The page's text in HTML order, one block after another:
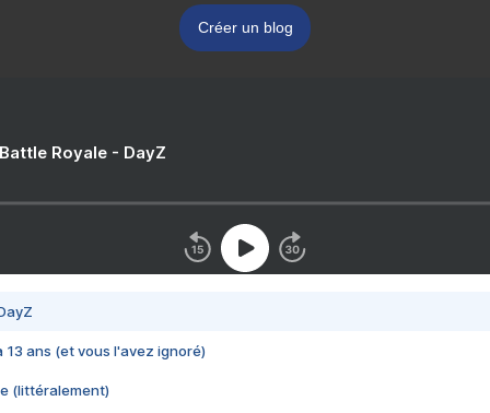
Créer un blog
Royale - DayZ
13 ans (et vous l'avez ignoré)
(littéralement)